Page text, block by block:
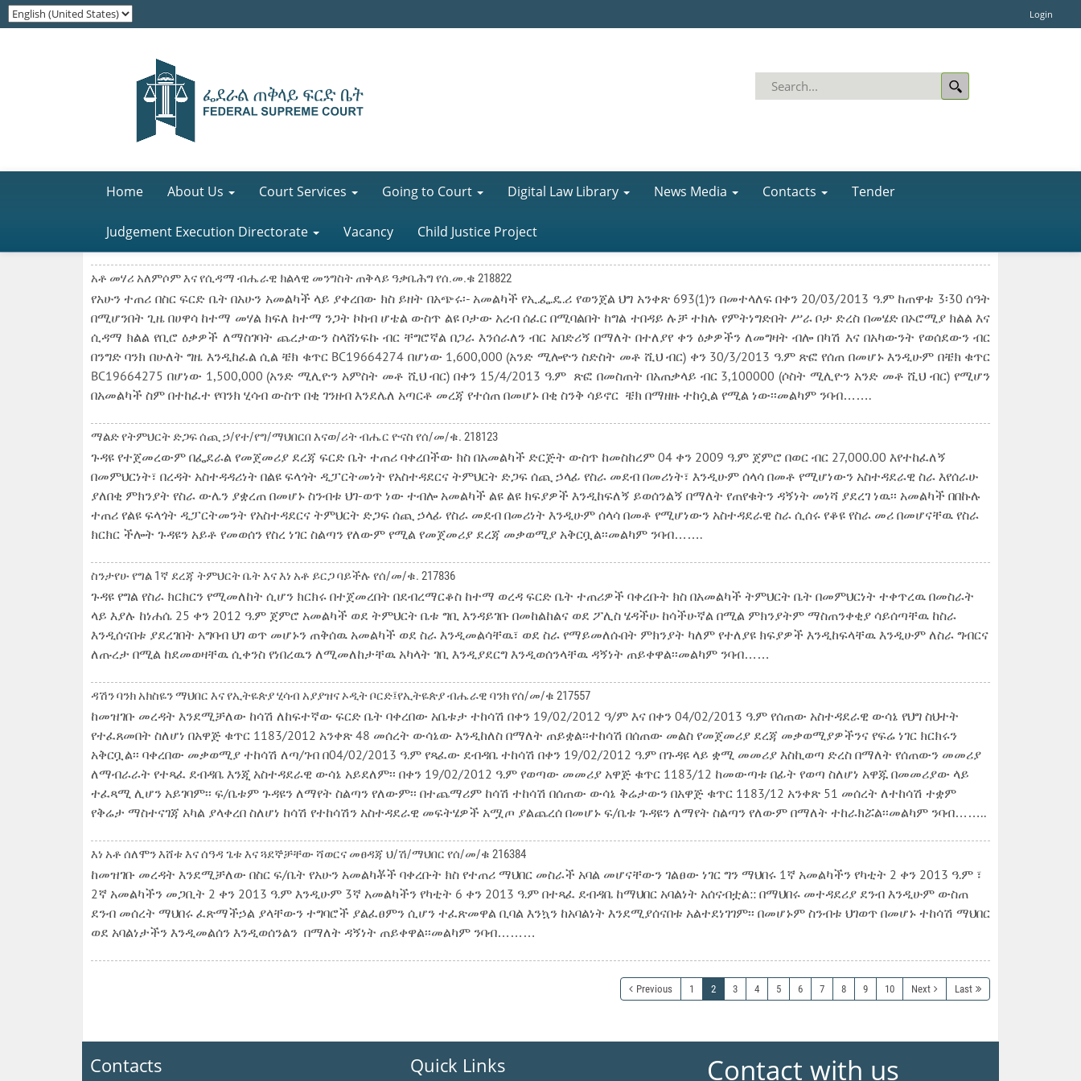
Login
Home About Us Court Services Going to Court Digital Law Library News Media Contacts Tender
Judgement Execution Directorate Vacancy Child Justice Project
አቶ መሃሪ አለምሶም እና የሲዳማ ብሔራዊ ክልላዊ መንግስት ጠቅላይ ዓቃቤሕግ የሰ.መ.ቁ 218822
የአሁን ተጠሪ በስር ፍርድ ቤት በአሁን አመልካች ላይ ያቀረበው ክስ ይዘት በአጭሩ፡- አመልካች የኢ.ፌ.ዴ.ሪ የወንጀል ህግ አንቀጽ 693(1)ን በመተላለፍ በቀን 20/03/2013 ዓ.ም ከጠዋቱ 3፡30 ሰዓት
በሚሆንበት ጊዜ በሀዋሳ ከተማ መሃል ክፍለ ከተማ ንጋት ኮከብ ሆቴል ውስጥ ልዩ ቦታው አረብ ሰፈር በሚባልበት ከግል ተበዳይ ሉቻ ተክሉ የምትነግድበት ሥራ ቦታ ድረስ በመሄድ በኦሮሚያ ክልል እና
ሲዳማ ክልል የቢሮ ዕቃዎች ለማስገባት ጨረታውን ስላሸነፍኩ ብር ቸግሮኛል በጋራ እንሰራለን ብር አበድሪኝ በማለት በተለያየ ቀን ዕቃዎችን ለመግዛት ብሎ በካሽ እና በአካውንት የወሰደውን ብር
በንግድ ባንክ በሁለት ግዜ እንዲከፈል ሲል ቼክ ቁጥር BC19664274 በሆነው 1,600,000 (አንድ ሚሎዮን ስድስት መቶ ሺህ ብር) ቀን 30/3/2013 ዓ.ም ጽፎ የሰጠ በመሆኑ እንዲሁም በቼክ ቁጥር
BC19664275 በሆነው 1,500,000 (አንድ ሚሊዮን አምስት መቶ ሺህ ብር) በቀን 15/4/2013 ዓ.ም ጽፎ በመስጠት በአጠቃላይ ብር 3,100000 (ሶስት ሚሊዮን አንድ መቶ ሺህ ብር) የሚሆን
በአመልካች ስም በተከፈተ የባንክ ሂሳብ ውስጥ በቂ ገንዘብ እንደሌለ አጣርቶ መረጃ የተሰጠ በመሆኑ በቂ ስንቅ ሳይኖር ቼክ በማዘዙ ተከሷል የሚል ነው፡፡መልካም ንባብ…….
ማልድ የትምህርት ድጋፍ ሰጪ ኃ/የተ/የግ/ማህበርበ እናወ/ሪት ብሔር ዮናስ የሰ/መ/ቁ. 218123
ጉዳዩ የተጀመረውም በፌደራል የመጀመሪያ ደረጃ ፍርድ ቤት ተጠሪ ባቀረበችው ክስ በአመልካች ድርጅት ውስጥ ከመስከረም 04 ቀን 2009 ዓ.ም ጀምሮ በወር ብር 27,000.00 እየተከፈለኝ
በመምህርነት፣ በረዳት አስተዳዳሪነት በልዩ ፍላጎት ዲፓርትመነት የአስተዳደርና ትምህርት ድጋፍ ሰጪ ኃላፊ የስራ መደብ በመሪነት፣ እንዲሁም ሰላሳ በመቶ የሚሆነውን አስተዳደራዊ ስራ እየሰራሁ
ያለበቂ ምክንያት የስራ ውሌን ያቋረጠ በመሆኑ ስንብቱ ህገ-ወጥ ነው ተብሎ አመልካች ልዩ ልዩ ክፍያዎች እንዲከፍለኝ ይወሰንልኝ በማለት የጠየቁትን ዳኝነት መነሻ ያደረገ ነዉ፡፡ አመልካች በበኩሉ
ተጠሪ የልዩ ፍላጎት ዲፓርትመንት የአስተዳደርና ትምህርት ድጋፍ ሰጪ ኃላፊ የስራ መደብ በመሪነት እንዲሁም ሰላሳ በመቶ የሚሆነውን አስተዳደራዊ ስራ ሲሰሩ የቆዩ የስራ መሪ በመሆናቸዉ የስራ
ክርክር ችሎት ጉዳዩን አይቶ የመወሰን የስረ ነገር ስልጣን የለውም የሚል የመጀመሪያ ደረጃ መቃወሚያ አቅርቧል፡፡መልካም ንባብ…….
ስንታየሁ የግል 1ኛ ደረጃ ትምህርት ቤት እና እነ አቶ ይርጋ ባይችሉ የሰ/መ/ቁ. 217836
ጉዳዩ የግል የስራ ክርክርን የሚመለከት ሲሆን ክርክሩ በተጀመረበት በደብረማርቆስ ከተማ ወረዳ ፍርድ ቤት ተጠሪዎች ባቀረቡት ክስ በአመልካች ትምህርት ቤት በመምህርነት ተቀጥረዉ በመስራት
ላይ እያሉ ከነሐሴ 25 ቀን 2012 ዓ.ም ጀምሮ አመልካች ወደ ትምህርት ቤቱ ግቢ እንዳይገቡ በመከልከልና ወደ ፖሊስ ሄዳችሁ ከሳችሁኛል በሚል ምክንያትም ማስጠንቀቂያ ሳይሰጣቸዉ ከስራ
እንዲሰናበቱ ያደረገበት አግባብ ህገ ወጥ መሆኑን ጠቅሰዉ አመልካች ወደ ስራ እንዲመልሳቸዉ፣ ወደ ስራ የማይመለሱበት ምክንያት ካለም የተለያዩ ክፍያዎች እንዲከፍላቸዉ እንዲሁም ለስራ ግብርና
ለጡረታ በሚል ከደመወዛቸዉ ሲቀንስ የነበረዉን ለሚመለከታቸዉ አካላት ገቢ እንዲያደርግ እንዲወሰንላቸዉ ዳኝነት ጠይቀዋል፡፡መልካም ንባብ……
ዳሽን ባንክ አክስዬን ማህበር እና የኢትዬጵያ ሂሳብ አያያዝና ኦዲት ቦርድ፤የኢትዬጵያ ብሔራዊ ባንክ የሰ/መ/ቁ 217557
ከመዝገቡ መረዳት እንደሚቻለው ከሳሽ ለከፍተኛው ፍርድ ቤት ባቀረበው አቤቱታ ተከሳሽ በቀን 19/02/2012 ዓ/ም እና በቀን 04/02/2013 ዓ.ም የሰጠው አስተዳደራዊ ውሳኔ የህግ ስህተት
የተፈጸመበት ስለሆነ በአዋጅ ቁጥር 1183/2012 አንቀጽ 48 መሰረት ውሳኔው እንዲከለስ በማለት ጠይቋል፡፡ተከሳሽ በሰጠው መልስ የመጀመሪያ ደረጃ መቃወሚያዎችንና የፍሬ ነገር ክርክሩን
አቅርቧል፡፡ ባቀረበው መቃወሚያ ተከሳሽ ለጣ/ገብ በ04/02/2013 ዓ.ም የጻፈው ደብዳቤ ተከሳሽ በቀን 19/02/2012 ዓ.ም በጉዳዩ ላይ ቋሚ መመሪያ እስኪወጣ ድረስ በማለት የሰጠውን መመሪያ
ለማብራራት የተጻፈ ደብዳቤ እንጂ አስተዳደራዊ ውሳኔ አይደለም፡፡ በቀን 19/02/2012 ዓ.ም የወጣው መመሪያ አዋጅ ቁጥር 1183/12 ከመውጣቱ በፊት የወጣ ስለሆነ አዋጁ በመመሪያው ላይ
ተፈጻሚ ሊሆን አይገባም፡፡ ፍ/ቤቱም ጉዳዩን ለማየት ስልጣን የለውም፡፡ በተጨማሪም ከሳሽ ተከሳሽ በሰጠው ውሳኔ ቅሬታውን በአዋጅ ቁጥር 1183/12 አንቀጽ 51 መሰረት ለተከሳሽ ተቋም
የቅሬታ ማስተናገጃ አካል ያላቀረበ ስለሆነ ከሳሽ የተከሳሽን አስተዳደራዊ መፍትሄዎች አሟጦ ያልጨረሰ በመሆኑ ፍ/ቤቱ ጉዳዩን ለማየት ስልጣን የለውም በማለት ተከራክሯል፡፡መልካም ንባብ……..
እነ አቶ ሰለሞን እሸቱ እና ሰዓዳ ጌቱ እና ጓደኞቻቸው ሻወርና መፀዳጃ ህ/ሽ/ማህበር የሰ/መ/ቁ 216384
ከመዝገቡ መረዳት እንደሚቻለው በስር ፍ/ቤት የአሁን አመልካቾች ባቀረቡት ክስ የተጠሪ ማህበር መስራች አባል መሆናቸውን ገልፀው ነገር ግን ማህበሩ 1ኛ አመልካችን የካቲት 2 ቀን 2013 ዓ.ም ፣
2ኛ አመልካችን መጋቢት 2 ቀን 2013 ዓ.ም እንዲሁም 3ኛ አመልካችን የካቲት 6 ቀን 2013 ዓ.ም በተጻፈ ደብዳቤ ከማህበር አባልነት አሰናብቷል:: በማህበሩ መተዳደሪያ ደንብ እንዲሁም ውስጠ
ደንብ መሰረት ማህበሩ ፈጽማችኃል ያላቸውን ተግባሮች ያልፈፀምን ሲሆን ተፈጽመዋል ቢባል እንኳን ከአባልነት እንደሚያሰናበቱ አልተደነገገም፡፡ በመሆኑም ስንብቱ ህገወጥ በመሆኑ ተከሳሽ ማህበር
ወደ አባልነታችን እንዲመልሰን እንዲወሰንልን በማለት ዳኝነት ጠይቀዋል፡፡መልካም ንባብ………
Previous 1 2 3 4 5 6 7 8 9 10 Next Last
Contacts Quick Links Contact with us